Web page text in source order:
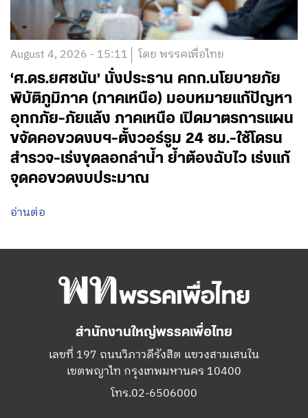
August 4, 2026 - 15:11 โดย พรรคเพื่อไทย
‘ศ.ดร.ยศชนัน’ นั่งประธาน คกก.นโยบายภัย
พิบัติภูมิภาค (ภาคเหนือ) มอบหมายแก้ปัญหา
อุทกภัย-ภัยแล้ง ภาคเหนือ เปิดมาตรการแผน
ขจัดคอขวดงบฯ-ตั้งวอร์รูม 24 ชม.-ใช้โดรน
สำรวจ-เร่งขุดลอกลำน้ำ ย้ำต้องฉับไว เร่งแก้
จุดคอขวดงบประมาณ
อ่านต่อ
สำนักงานใหญ่พรรคเพื่อไทย
เลขที่ 197 ถนนวิภาวดีรังสิต แขวงสามเสนใน
เขตพญาไท กรุงเทพมหานคร 10400
โทร.02-6506000